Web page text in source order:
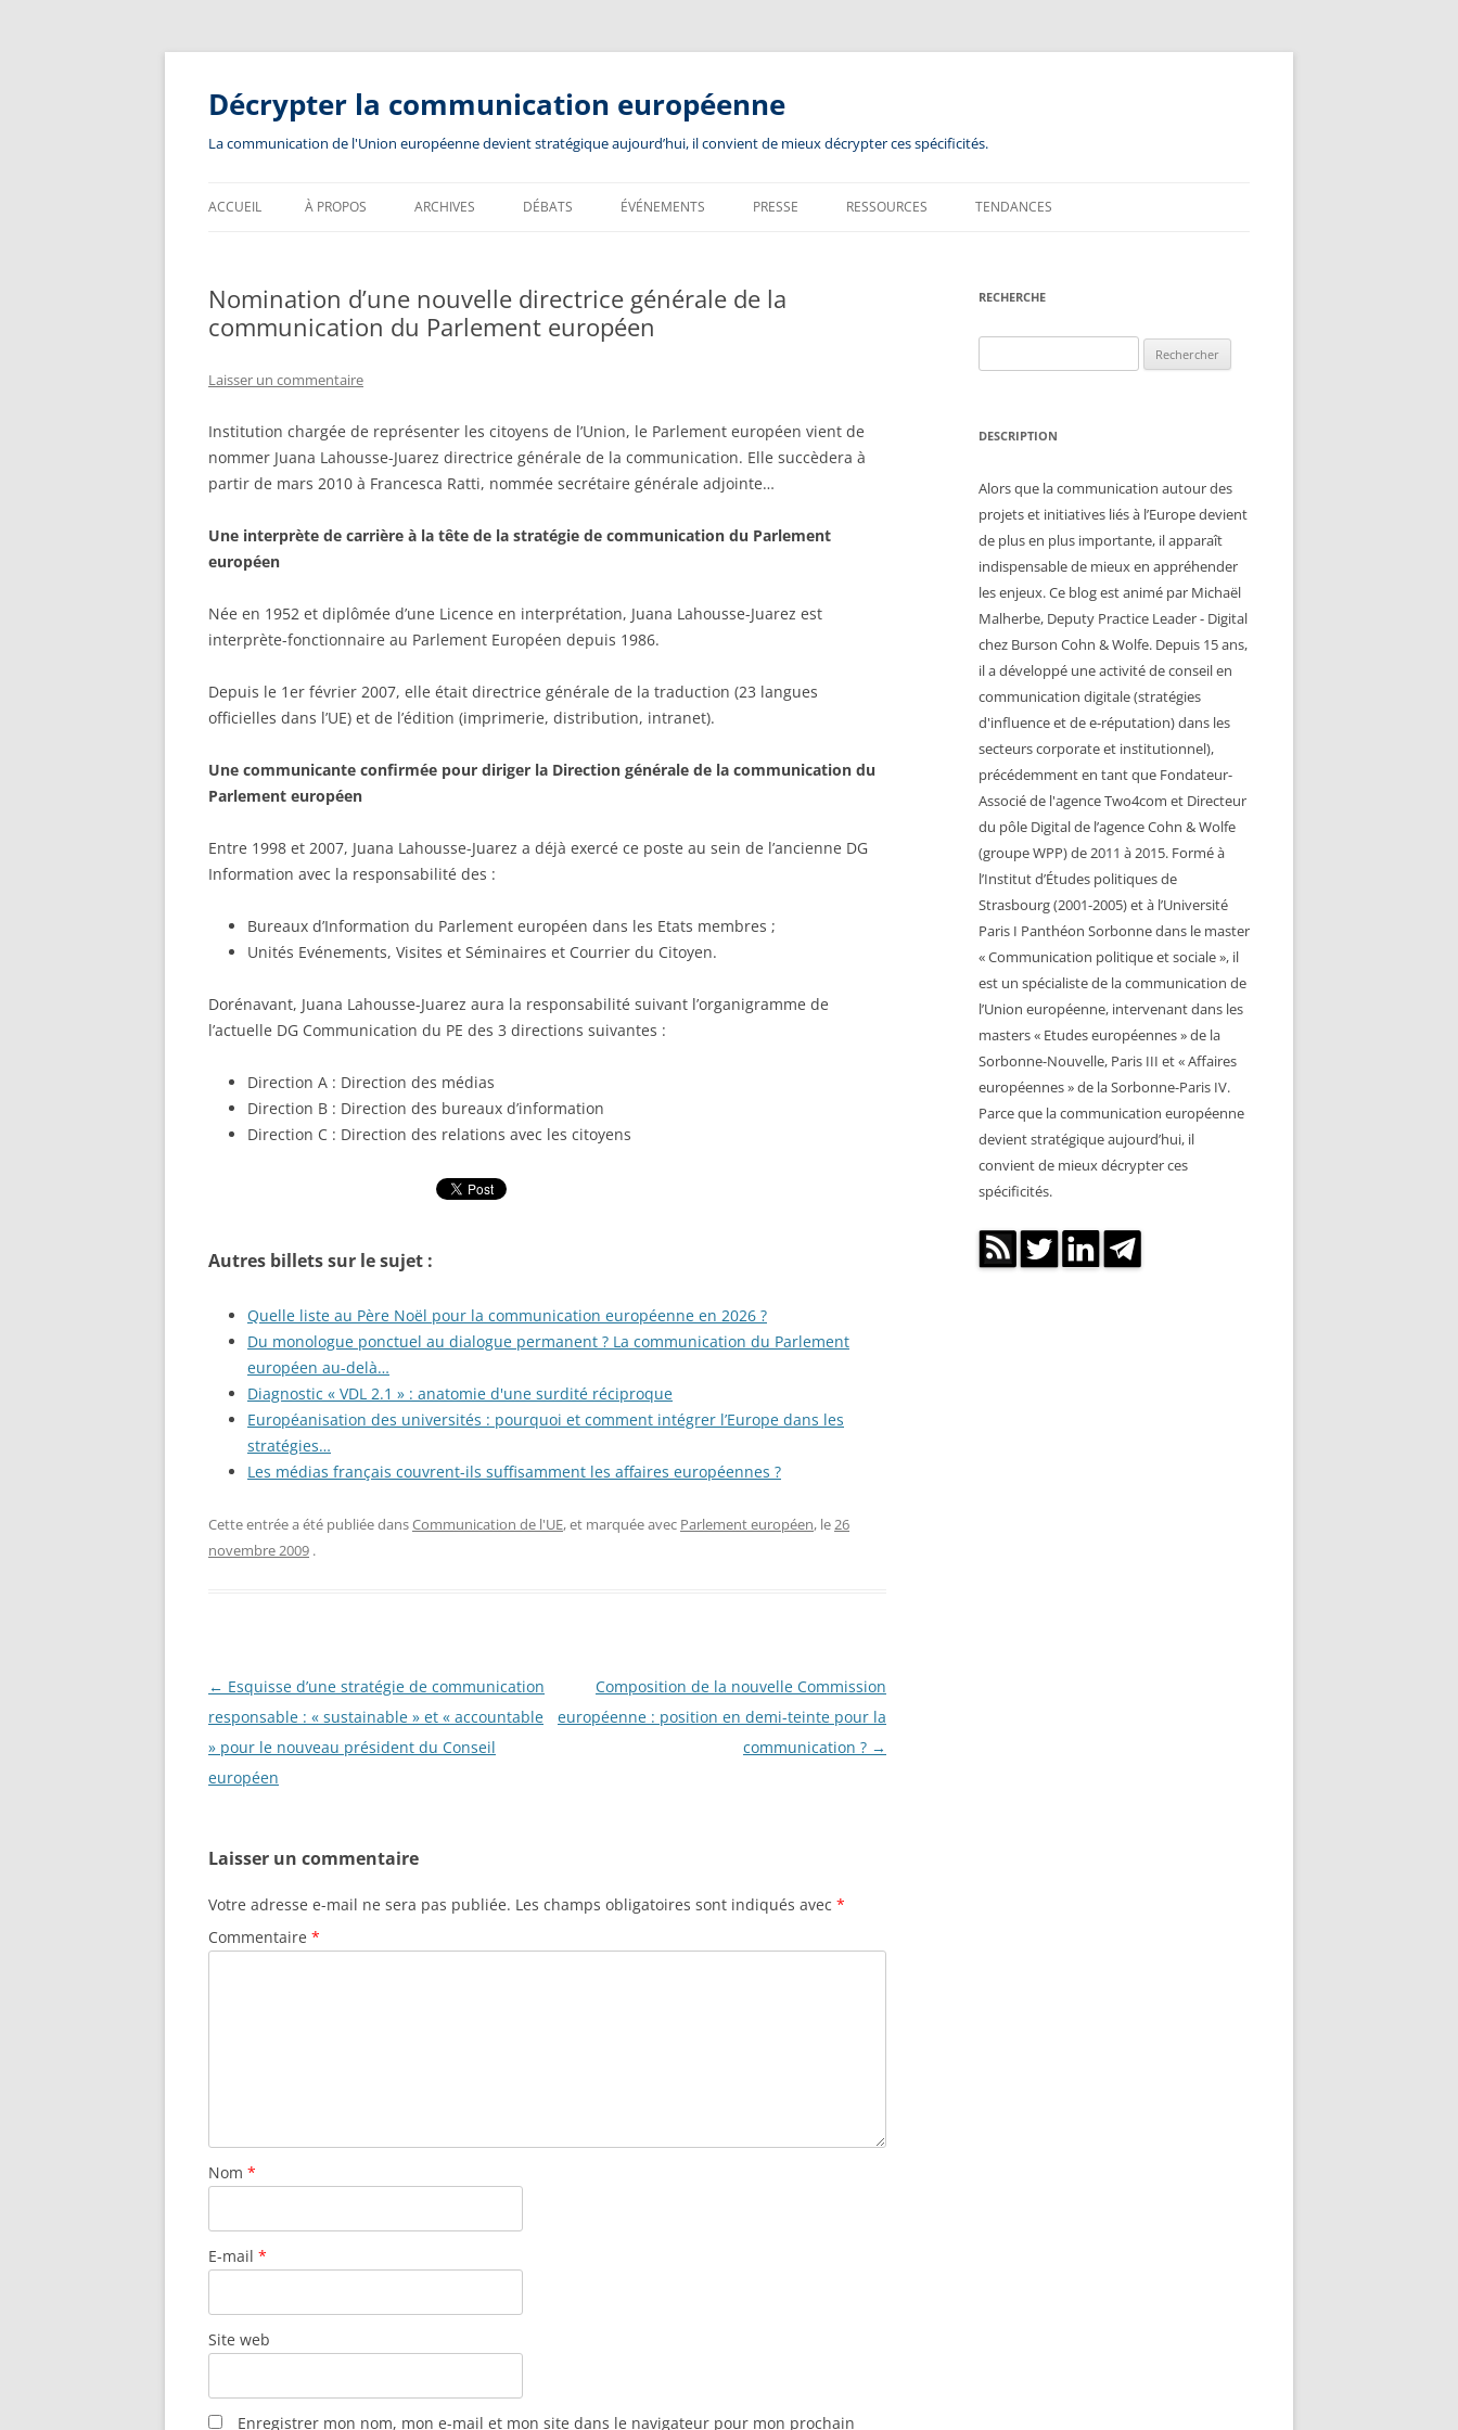
Aller
contenu
Décrypter la communication européenne
La communication de l'Union européenne devient stratégique aujourd’hui, il convient de mieux décrypter ces spécificités.
ACCUEIL À PROPOS ARCHIVES DÉBATS ÉVÉNEMENTS PRESSE RESSOURCES TENDANCES
Nomination d’une nouvelle directrice générale de la
communication du Parlement européen
Laisser un commentaire
Institution chargée de représenter les citoyens de l’Union, le Parlement européen vient de
nommer Juana Lahousse-Juarez directrice générale de la communication. Elle succèdera à
partir de mars 2010 à Francesca Ratti, nommée secrétaire générale adjointe…
Une interprète de carrière à la tête de la stratégie de communication du Parlement
européen
Née en 1952 et diplômée d’une Licence en interprétation, Juana Lahousse-Juarez est
interprète-fonctionnaire au Parlement Européen depuis 1986.
Depuis le 1er février 2007, elle était directrice générale de la traduction (23 langues
officielles dans l’UE) et de l’édition (imprimerie, distribution, intranet).
Une communicante confirmée pour diriger la Direction générale de la communication du
Parlement européen
Entre 1998 et 2007, Juana Lahousse-Juarez a déjà exercé ce poste au sein de l’ancienne DG
Information avec la responsabilité des :
Bureaux d’Information du Parlement européen dans les Etats membres ;
Unités Evénements, Visites et Séminaires et Courrier du Citoyen.
Dorénavant, Juana Lahousse-Juarez aura la responsabilité suivant l’organigramme de
l’actuelle DG Communication du PE des 3 directions suivantes :
Direction A : Direction des médias
Direction B : Direction des bureaux d’information
Direction C : Direction des relations avec les citoyens
Autres billets sur le sujet :
Quelle liste au Père Noël pour la communication européenne en 2026 ?
Du monologue ponctuel au dialogue permanent ? La communication du Parlement
européen au-delà…
Diagnostic « VDL 2.1 » : anatomie d'une surdité réciproque
Européanisation des universités : pourquoi et comment intégrer l’Europe dans les
stratégies…
Les médias français couvrent-ils suffisamment les affaires européennes ?
Cette entrée a été publiée dansCommunication de l'UE, et marquée avec Parlement européen, le26
novembre 2009 .
Navigation
des
articles
← Esquisse d’une stratégie de communication
responsable : « sustainable » et « accountable
» pour le nouveau président du Conseil
européen
Composition de la nouvelle Commission
européenne : position en demi-teinte pour la
communication ? →
Laisser un commentaire
Votre adresse e-mail ne sera pas publiée. Les champs obligatoires sont indiqués avec *
Commentaire *
Nom *
E-mail *
Site web
Enregistrer mon nom, mon e-mail et mon site dans le navigateur pour mon prochain
RECHERCHE
DESCRIPTION
Alors que la communication autour des
projets et initiatives liés à l’Europe devient
de plus en plus importante, il apparaît
indispensable de mieux en appréhender
les enjeux. Ce blog est animé par Michaël
Malherbe, Deputy Practice Leader - Digital
chez Burson Cohn & Wolfe. Depuis 15 ans,
il a développé une activité de conseil en
communication digitale (stratégies
d'influence et de e-réputation) dans les
secteurs corporate et institutionnel),
précédemment en tant que Fondateur-
Associé de l'agence Two4com et Directeur
du pôle Digital de l’agence Cohn & Wolfe
(groupe WPP) de 2011 à 2015. Formé à
l’Institut d’Études politiques de
Strasbourg (2001-2005) et à l’Université
Paris I Panthéon Sorbonne dans le master
« Communication politique et sociale », il
est un spécialiste de la communication de
l’Union européenne, intervenant dans les
masters « Etudes européennes » de la
Sorbonne-Nouvelle, Paris III et « Affaires
européennes » de la Sorbonne-Paris IV.
Parce que la communication européenne
devient stratégique aujourd’hui, il
convient de mieux décrypter ces
spécificités.